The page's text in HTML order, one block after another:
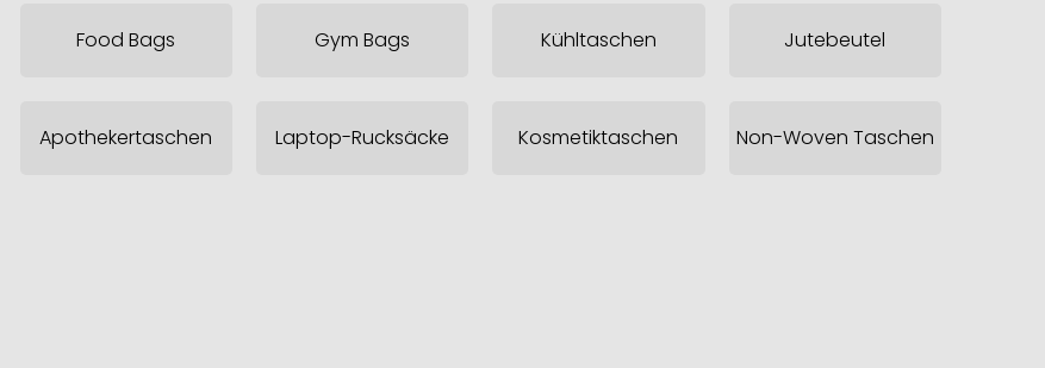
Food Bags Gym Bags Kühltaschen Jutebeutel
Apothekertaschen Laptop-Rucksäcke Kosmetiktaschen Non-Woven Taschen